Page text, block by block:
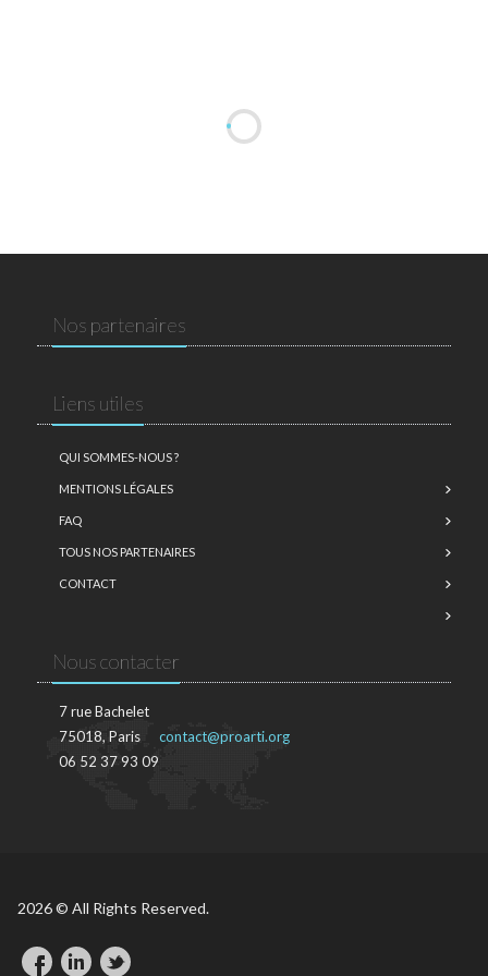
Nos partenaires
Liens utiles
QUI SOMMES-NOUS ?
MENTIONS LÉGALES
FAQ
TOUS NOS PARTENAIRES
CONTACT
Nous contacter
7 rue Bachelet
75018, Paris
06 52 37 93 09
contact@proarti.org
2026 © All Rights Reserved.